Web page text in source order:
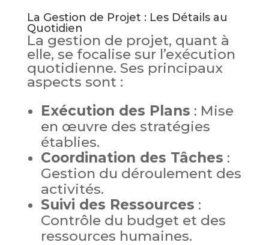
La Gestion de Projet : Les Détails au
Quotidien
La gestion de projet, quant à
elle, se focalise sur l’exécution
quotidienne. Ses principaux
aspects sont :
Exécution des Plans : Mise
en œuvre des stratégies
établies.
Coordination des Tâches :
Gestion du déroulement des
activités.
Suivi des Ressources :
Contrôle du budget et des
ressources humaines.